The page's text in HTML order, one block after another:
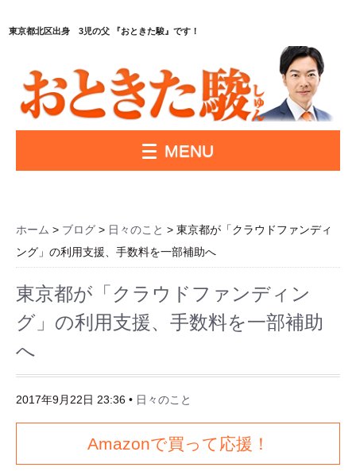
東京都北区出身 3児の父 『おときた駿』です！
MENU
ホーム > ブログ > 日々のこと > 東京都が「クラウドファンディ
ング」の利用支援、手数料を一部補助へ
東京都が「クラウドファンディン
グ」の利用支援、手数料を一部補助
へ
2017年9月22日 23:36 • 日々のこと
Amazonで買って応援！